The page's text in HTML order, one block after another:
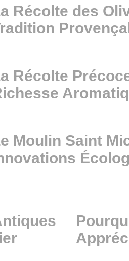
Récolte des
Récolte
Moulin Saint